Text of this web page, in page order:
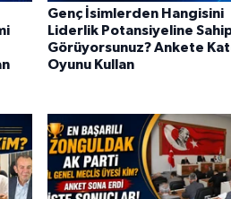
Genç İsimlerden Hangisini
Liderlik Potansiyeline
Görüyorsunuz? Ankete
Oyunu Kullan